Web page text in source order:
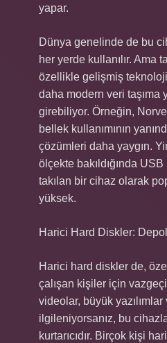
yapar.
Dünya genelinde de bu
her yerde kullanılır. Ama
özellikle gelişmiş
daha modern veri taşıma
girebiliyor. Örneğin,
bellek kullanımının
çözümleri daha yaygın.
ölçekte bakıldığında
takılan bir cihaz olarak
yüksek.
Harici Hard Diskler:
Harici hard diskler de,
çalışan kişiler için
videolar, büyük
ilgileniyorsanız, bu
kurtarıcıdır. Birçok kişi